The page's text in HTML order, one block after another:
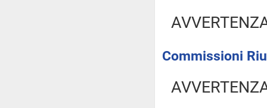
Commissioni